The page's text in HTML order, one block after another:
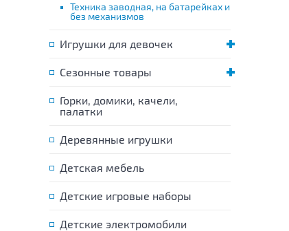
Техника заводная, на батарейках и
без механизмов
Игрушки для девочек
Сезонные товары
Горки, домики, качели,
палатки
Деревянные игрушки
Детская мебель
Детские игровые наборы
Детские электромобили
Трансформер (свет,звук)
Трансформер